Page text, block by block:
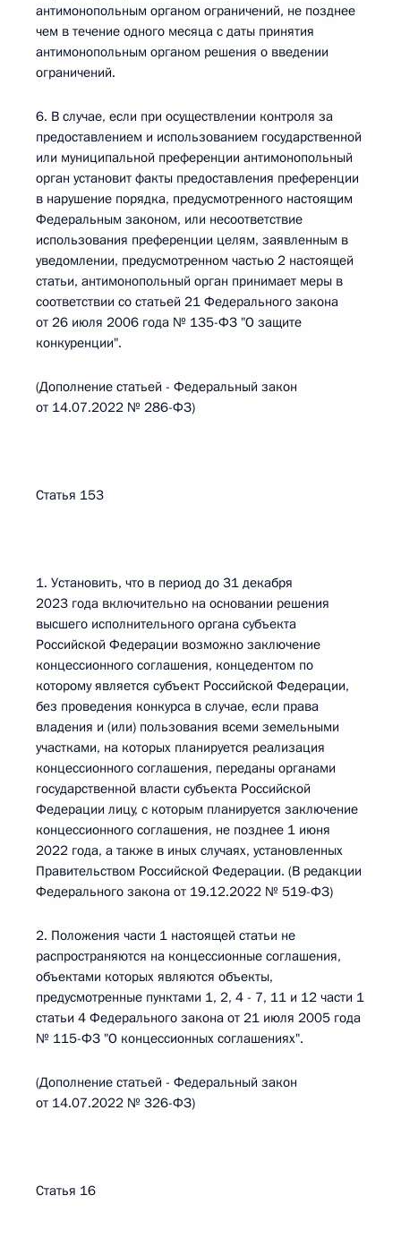
антимонопольным органом ограничений, не позднее
чем в течение одного месяца с даты принятия
антимонопольным органом решения о введении
ограничений.
6. В случае, если при осуществлении контроля за
предоставлением и использованием государственной
или муниципальной преференции антимонопольный
орган установит факты предоставления преференции
в нарушение порядка, предусмотренного настоящим
Федеральным законом, или несоответствие
использования преференции целям, заявленным в
уведомлении, предусмотренном частью 2 настоящей
статьи, антимонопольный орган принимает меры в
соответствии со статьей 21 Федерального закона
от 26 июля 2006 года № 135-ФЗ "О защите
конкуренции".
(Дополнение статьей - Федеральный закон
от 14.07.2022 № 286-ФЗ)
Статья 153
1. Установить, что в период до 31 декабря
2023 года включительно на основании решения
высшего исполнительного органа субъекта
Российской Федерации возможно заключение
концессионного соглашения, концедентом по
которому является субъект Российской Федерации,
без проведения конкурса в случае, если права
владения и (или) пользования всеми земельными
участками, на которых планируется реализация
концессионного соглашения, переданы органами
государственной власти субъекта Российской
Федерации лицу, с которым планируется заключение
концессионного соглашения, не позднее 1 июня
2022 года, а также в иных случаях, установленных
Правительством Российской Федерации. (В редакции
Федерального закона от 19.12.2022 № 519-ФЗ)
2. Положения части 1 настоящей статьи не
распространяются на концессионные соглашения,
объектами которых являются объекты,
предусмотренные пунктами 1, 2, 4 - 7, 11 и 12 части 1
статьи 4 Федерального закона от 21 июля 2005 года
№ 115-ФЗ "О концессионных соглашениях".
(Дополнение статьей - Федеральный закон
от 14.07.2022 № 326-ФЗ)
Статья 16